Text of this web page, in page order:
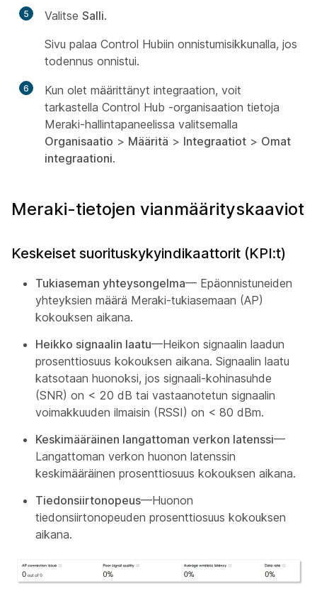
5 Valitse Salli.
Sivu palaa Control Hubiin onnistumisikkunalla, jos
todennus onnistui.
6
Kun olet määrittänyt integraation, voit
tarkastella Control Hub -organisaation tietoja
Meraki-hallintapaneelissa valitsemalla
Organisaatio > Määritä > Integraatiot > Omat
integraationi.
Meraki-tietojen vianmäärityskaaviot
Keskeiset suorituskykyindikaattorit (KPI:t)
Tukiaseman yhteysongelma— Epäonnistuneiden
yhteyksien määrä Meraki-tukiasemaan (AP)
kokouksen aikana.
Heikko signaalin laatu—Heikon signaalin laadun
prosenttiosuus kokouksen aikana. Signaalin laatu
katsotaan huonoksi, jos signaali-kohinasuhde
(SNR) on < 20 dB tai vastaanotetun signaalin
voimakkuuden ilmaisin (RSSI) on < 80 dBm.
Keskimääräinen langattoman verkon latenssi—
Langattoman verkon huonon latenssin
keskimääräinen prosenttiosuus kokouksen aikana.
Tiedonsiirtonopeus—Huonon
tiedonsiirtonopeuden prosenttiosuus kokouksen
aikana.